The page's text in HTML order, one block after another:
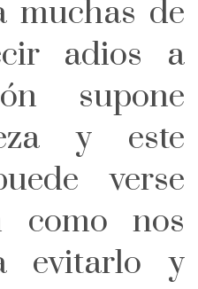
muchas de
adios a
supone
y este
verse
como nos
evitarlo y